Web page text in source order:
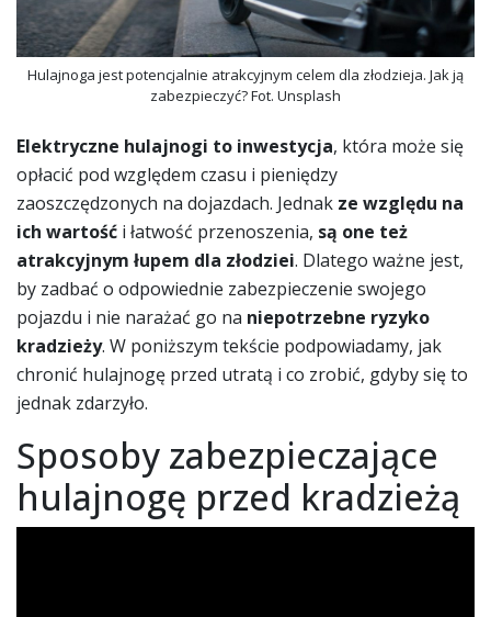
Hulajnoga jest potencjalnie atrakcyjnym celem dla złodzieja. Jak ją
zabezpieczyć? Fot. Unsplash
Elektryczne hulajnogi to inwestycja, która może się
opłacić pod względem czasu i pieniędzy
zaoszczędzonych na dojazdach. Jednak ze względu na
ich wartość i łatwość przenoszenia, są one też
atrakcyjnym łupem dla złodziei. Dlatego ważne jest,
by zadbać o odpowiednie zabezpieczenie swojego
pojazdu i nie narażać go na niepotrzebne ryzyko
kradzieży. W poniższym tekście podpowiadamy, jak
chronić hulajnogę przed utratą i co zrobić, gdyby się to
jednak zdarzyło.
Sposoby zabezpieczające
hulajnogę przed kradzieżą